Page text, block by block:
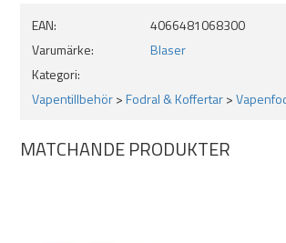
EAN:
4066481068300
Varumärke:
Blaser
Kategori:
Vapentillbehör>Fodral & Koffertar>
MATCHANDE PRODUKTER